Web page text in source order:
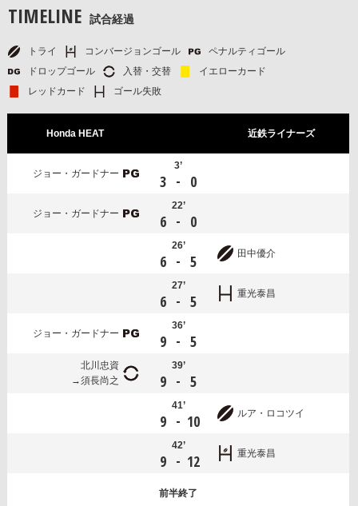
TIMELINE 試合経過
トライ コンバージョンゴール
ペナルティゴール
ドロップゴール
入替・交替
イエローカード
レッドカード
ゴール失敗
Honda HEAT 近鉄ライナーズ
ジョー・ガードナー
3’
3 - 0
ジョー・ガードナー
22’
6 - 0
26’
6 - 5 田中優介
27’
6 - 5 重光泰昌
ジョー・ガードナー
36’
9 - 5
北川忠資
須長尚之
39’
9 - 5
41’
9 - 10 ルア・ロコツイ
42’
9 - 12 重光泰昌
前半終了